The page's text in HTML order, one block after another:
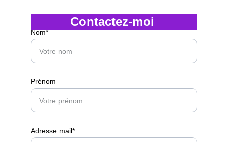
Nom*
Prénom
Adresse mail*
Contactez-moi